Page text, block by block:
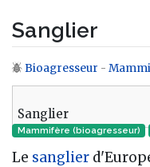
Sanglier
Aller à :navigation,
Bioagresseur -
Sanglier
Mammifère (bioagresseur)
Le sanglier